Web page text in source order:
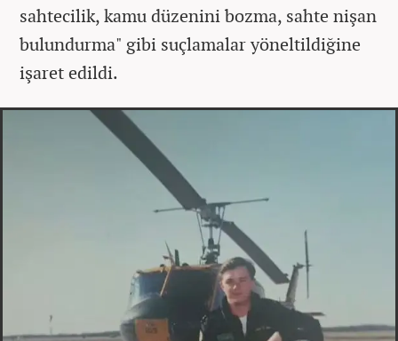
sahtecilik, kamu düzenini bozma, sahte nişan
bulundurma" gibi suçlamalar yöneltildiğine
işaret edildi.